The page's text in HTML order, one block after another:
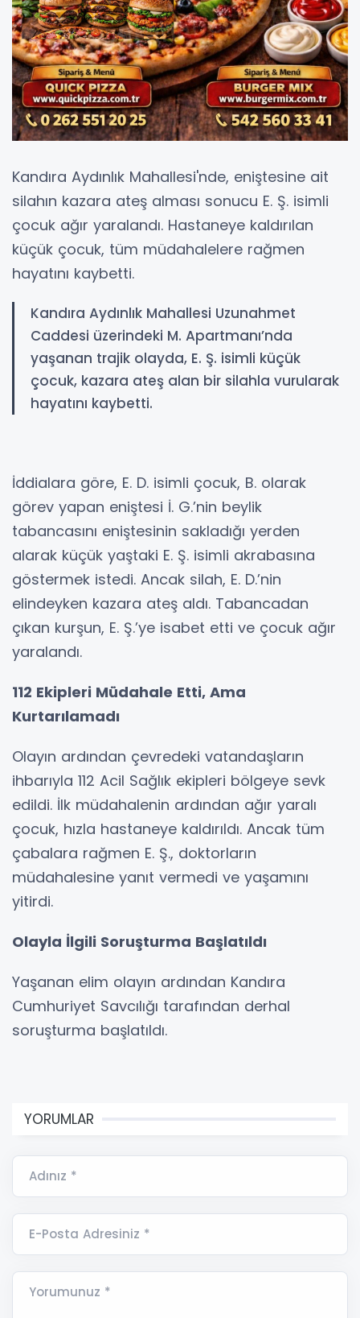
Kandıra Aydınlık Mahallesi'nde, eniştesine ait
silahın kazara ateş alması sonucu E. Ş. isimli
çocuk ağır yaralandı. Hastaneye kaldırılan
küçük çocuk, tüm müdahalelere rağmen
hayatını kaybetti.
Kandıra Aydınlık Mahallesi Uzunahmet
Caddesi üzerindeki M. Apartmanı’nda
yaşanan trajik olayda, E. Ş. isimli küçük
çocuk, kazara ateş alan bir silahla vurularak
hayatını kaybetti.
İddialara göre, E. D. isimli çocuk, B. olarak
görev yapan eniştesi İ. G.’nin beylik
tabancasını eniştesinin sakladığı yerden
alarak küçük yaştaki E. Ş. isimli akrabasına
göstermek istedi. Ancak silah, E. D.’nin
elindeyken kazara ateş aldı. Tabancadan
çıkan kurşun, E. Ş.’ye isabet etti ve çocuk ağır
yaralandı.
112 Ekipleri Müdahale Etti, Ama
Kurtarılamadı
Olayın ardından çevredeki vatandaşların
ihbarıyla 112 Acil Sağlık ekipleri bölgeye sevk
edildi. İlk müdahalenin ardından ağır yaralı
çocuk, hızla hastaneye kaldırıldı. Ancak tüm
çabalara rağmen E. Ş., doktorların
müdahalesine yanıt vermedi ve yaşamını
yitirdi.
Olayla İlgili Soruşturma Başlatıldı
Yaşanan elim olayın ardından Kandıra
Cumhuriyet Savcılığı tarafından derhal
soruşturma başlatıldı.
YORUMLAR
Adınız *
E-Posta Adresiniz *
Yorumunuz *